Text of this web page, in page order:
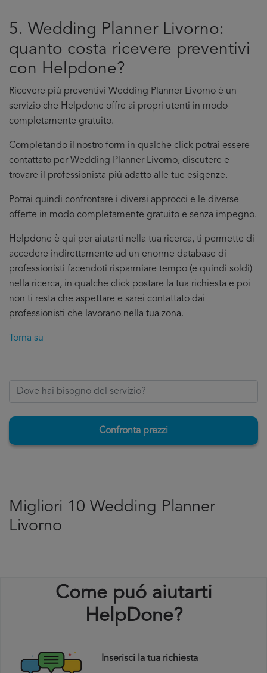
5. Wedding Planner Livorno:
quanto costa ricevere preventivi
con Helpdone?
Ricevere più preventivi Wedding Planner Livorno è un
servizio che Helpdone offre ai propri utenti in modo
completamente gratuito.
Completando il nostro form in qualche click potrai essere
contattato per Wedding Planner Livorno, discutere e
trovare il professionista più adatto alle tue esigenze.
Potrai quindi confrontare i diversi approcci e le diverse
offerte in modo completamente gratuito e senza impegno.
Helpdone è qui per aiutarti nella tua ricerca, ti permette di
accedere indirettamente ad un enorme database di
professionisti facendoti risparmiare tempo (e quindi soldi)
nella ricerca, in qualche click postare la tua richiesta e poi
non ti resta che aspettare e sarei contattato dai
professionisti che lavorano nella tua zona.
Torna su
Confronta prezzi
Migliori 10 Wedding Planner
Livorno
Come puó aiutarti
HelpDone?
Inserisci la tua richiesta